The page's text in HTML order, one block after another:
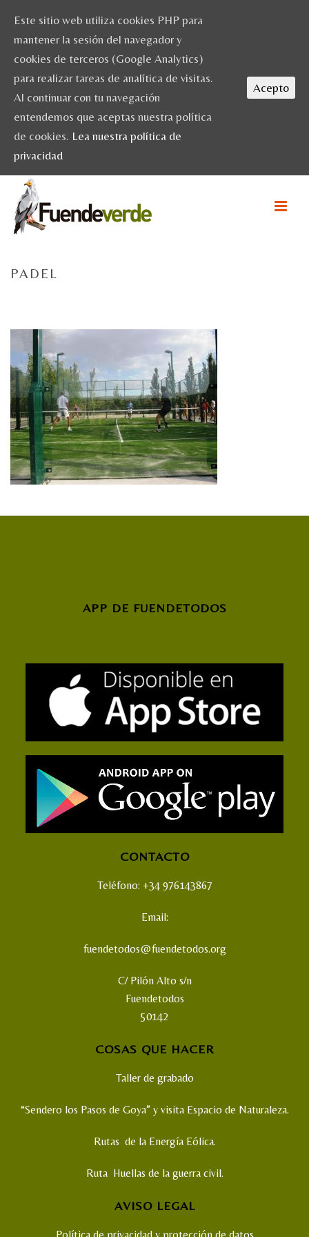
PADEL
APP DE FUENDETODOS
CONTACTO
Teléfono: +34 976143867
Email:
fuendetodos@fuendetodos.org
C/ Pilón Alto s/n
Fuendetodos
50142
COSAS QUE HACER
Taller de grabado
“Sendero los Pasos de Goya” y visita Espacio de Naturaleza.
Rutas de la Energía Eólica.
Ruta Huellas de la guerra civil.
AVISO LEGAL
Este sitio web utiliza cookies PHP para
mantener la sesión del navegador y
cookies de terceros (Google Analytics)
para realizar tareas de analítica de visitas.
Al continuar con tu navegación
entendemos que aceptas nuestra política
de cookies. Lea nuestra política de
privacidad
Acepto